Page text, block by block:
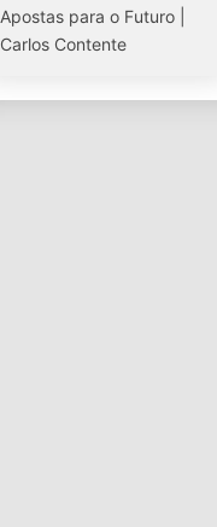
Apostas para o Futuro |
Carlos Contente